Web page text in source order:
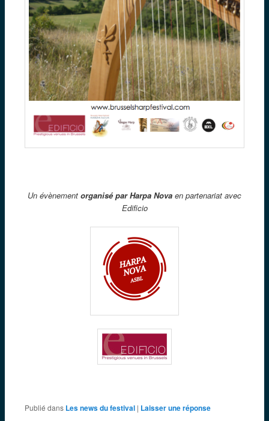
Un évènement organisé par Harpa Nova en partenariat avec
Edificio
Publié dans Les news du festival | Laisser une réponse